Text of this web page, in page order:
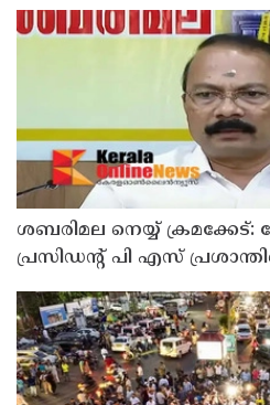
ശബരിമല നെയ്യ്
പ്രസിഡന്റ് പി എസ്